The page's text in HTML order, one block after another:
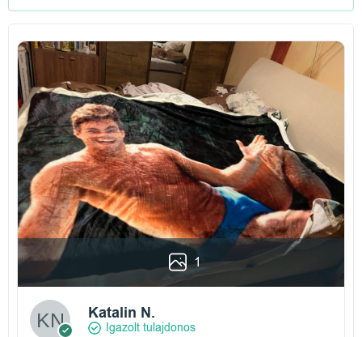
1
Katalin N.
Igazolt tulajdonos